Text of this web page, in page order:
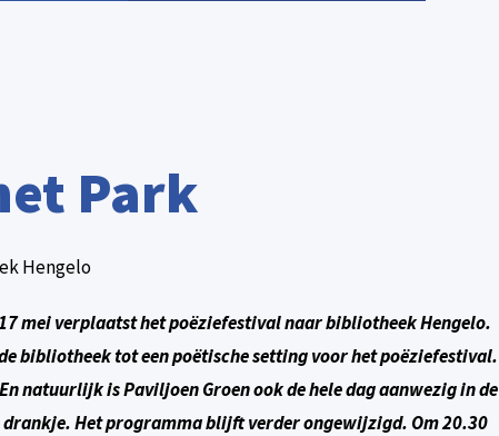
Park
Hengelo
mei verplaatst het poëziefestival naar bibliotheek Hengelo.
bibliotheek tot een poëtische setting voor het poëziefestival.
natuurlijk is Paviljoen Groen ook de hele dag aanwezig in de
drankje. Het programma blijft verder ongewijzigd. Om 20.30